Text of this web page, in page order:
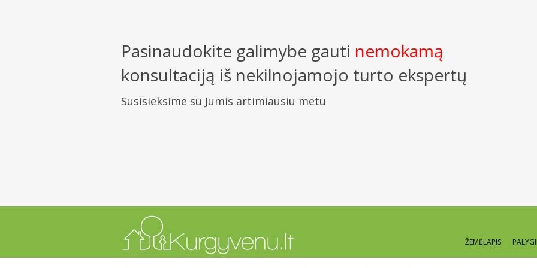
Pasinaudokite galimybe gauti nemokamą
konsultaciją iš nekilnojamojo turto ekspertų
Susisieksime su Jumis artimiausiu metu
ŽEMĖLAPIS